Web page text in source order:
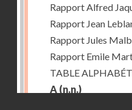
Rapport Alfred
Rapport Jean
Rapport Jules
Rapport Emile
TABLE
A (n.n.)